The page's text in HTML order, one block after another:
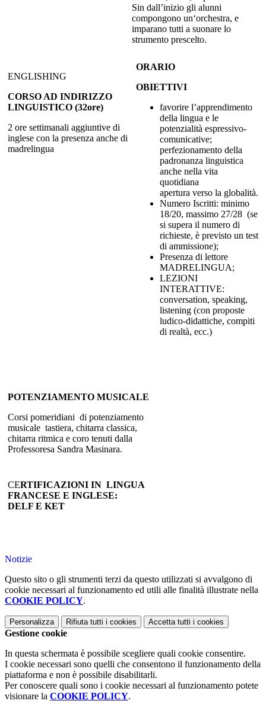
Sin dall’inizio gli alunni
compongono un‘orchestra, e
imparano tutti a suonare lo
strumento prescelto.
ENGLISHING
CORSO AD INDIRIZZO
LINGUISTICO (32ore)
2 ore settimanali aggiuntive di
inglese con la presenza anche di
madrelingua
ORARIO
OBIETTIVI
favorire l’apprendimento
della lingua e le
potenzialità espressivo-
comunicative;
perfezionamento della
padronanza linguistica
anche nella vita
quotidiana
apertura verso la globalità.
Numero Iscritti: minimo
18/20, massimo 27/28 (se
si supera il numero di
richieste, è previsto un test
di ammissione);
Presenza di lettore
MADRELINGUA;
LEZIONI
INTERATTIVE:
conversation, speaking,
listening (con proposte
ludico-didattiche, compiti
di realtà, ecc.)
POTENZIAMENTO MUSICALE
Corsi pomeridiani di potenziamento
musicale tastiera, chitarra classica,
chitarra ritmica e coro tenuti dalla
Professoresa Sandra Masinara.
CERTIFICAZIONI IN LINGUA
FRANCESE E INGLESE:
DELF E KET
Notizie
Questo sito o gli strumenti terzi da questo utilizzati si avvalgono di
cookie necessari al funzionamento ed utili alle finalità illustrate nella
COOKIE POLICY.
Personalizza Rifiuta tutti i cookies Accetta tutti i cookies
Gestione cookie
In questa schermata è possibile scegliere quali cookie consentire.
I cookie necessari sono quelli che consentono il funzionamento della
piattaforma e non è possibile disabilitarli.
Per conoscere quali sono i cookie necessari al funzionamento potete
visionare la COOKIE POLICY.